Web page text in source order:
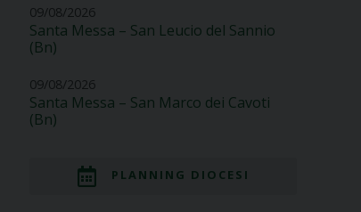
09/08/2026
Santa Messa – San Leucio del Sannio
(Bn)
09/08/2026
Santa Messa – San Marco dei Cavoti
(Bn)
PLANNING DIOCESI